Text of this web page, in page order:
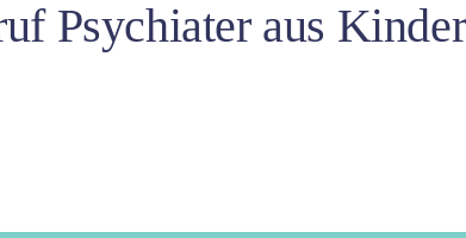
Psychiater aus